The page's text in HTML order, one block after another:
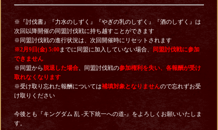
※『討伐書』『力水のしずく』『やぎの乳のしずく』『酒のしずく』は
次回以降開催の同盟討伐戦に持ち越すことができます
※同盟討伐戦の進行状況は、次回開催時にリセットされます
※2月9日(金) 5:00までに同盟に加入していない場合、 同盟討伐戦に参加
できません
※同盟から 脱退した場合、同盟討伐戦の参加権利を失い、各報酬が受け
取れなくなります
※受け取り忘れた報酬については補填対象となりませんので忘れずお受
け取りください
今後とも『キングダム 乱 -天下統一への道-』をよろしくお願いいたしま
す。